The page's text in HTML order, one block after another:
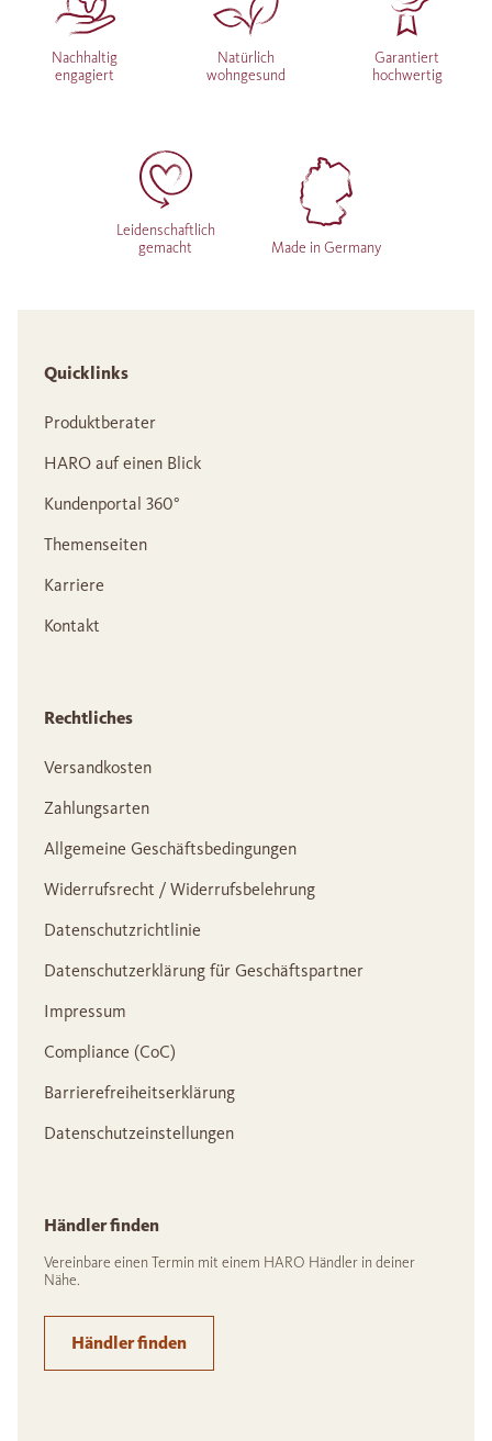
Nachhaltig
engagiert
Natürlich
wohngesund
Garantiert
hochwertig
Leidenschaftlich
gemacht
Made in Germany
Quicklinks
Produktberater
HARO auf einen Blick
Kundenportal 360°
Themenseiten
Karriere
Kontakt
Rechtliches
Versandkosten
Zahlungsarten
Allgemeine Geschäftsbedingungen
Widerrufsrecht / Widerrufsbelehrung
Datenschutzrichtlinie
Datenschutzerklärung für Geschäftspartner
Impressum
Compliance (CoC)
Barrierefreiheitserklärung
Datenschutzeinstellungen
Händler finden
Vereinbare einen Termin mit einem HARO Händler in deiner
Nähe.
Händler finden